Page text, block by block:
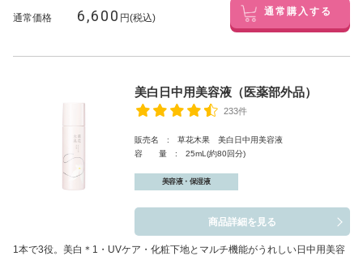
通常価格 6,600 円(税込) 通常購入する
美白日中用美容液（医薬部外品）
233件
販売名 : 草花木果 美白日中用美容液
容 量 : 25mL(約80回分)
美容液・保湿液
商品詳細を見る
1本で3役。美白 ＊1 ・UVケア・化粧下地とマルチ機能がうれしい日中用美容